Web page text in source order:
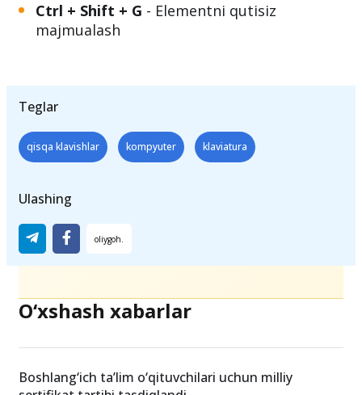
Ctrl + Shift + G - Elementni qutisiz
majmualash
Teglar
qisqa klavishlar kompyuter klaviatura
Ulashing
O‘xshash xabarlar
Boshlang‘ich ta’lim o‘qituvchilari uchun milliy